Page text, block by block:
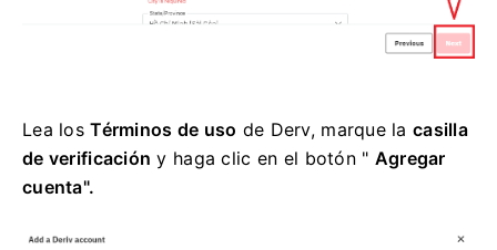
Lea losTérminos de uso de Derv, marque lacasilla
de verificación y haga clic en el botón " Agregar
cuenta".